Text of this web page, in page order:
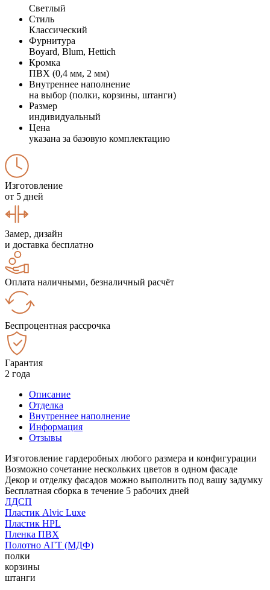
Светлый
Стиль
Классический
Фурнитура
Boyard, Blum, Hettich
Кромка
ПВХ (0,4 мм, 2 мм)
Внутреннее наполнение
на выбор (полки, корзины, штанги)
Размер
индивидуальный
Цена
указана за базовую комплектацию
Изготовление
от 5 дней
Замер, дизайн
и доставка бесплатно
Оплата наличными, безналичный расчёт
Беспроцентная рассрочка
Гарантия
2 года
Описание
Отделка
Внутреннее наполнение
Информация
Отзывы
Изготовление гардеробных любого размера и конфигурации
Возможно сочетание нескольких цветов в одном фасаде
Декор и отделку фасадов можно выполнить под вашу задумку
Бесплатная сборка в течение 5 рабочих дней
ЛДСП
Пластик Alvic Luxe
Пластик HPL
Пленка ПВХ
Полотно АГТ (МДФ)
полки
корзины
штанги